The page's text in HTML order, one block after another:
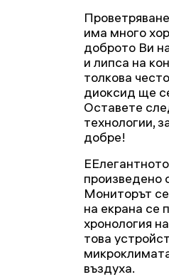
има много
доброто Ви
и липса на
толкова
диоксид ще
Оставете
технологии,
добре!
произведено
Мониторът
на екрана се
хронология
това
въздуха.